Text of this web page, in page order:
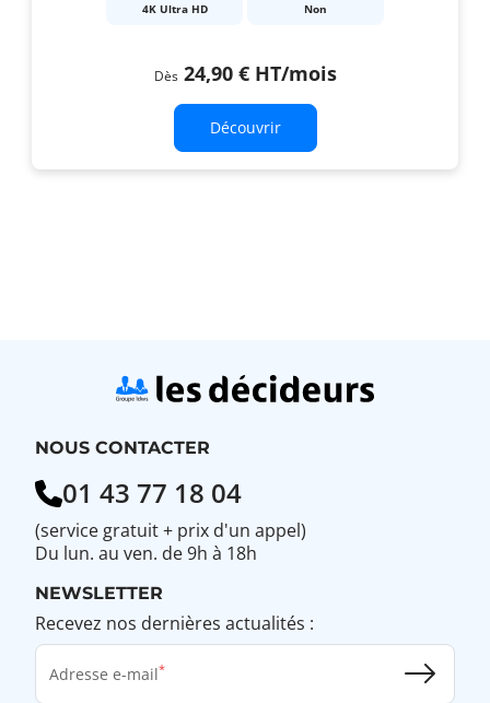
4K Ultra HD
Non
Dès 24,90 € HT/mois
Découvrir
NOUS CONTACTER
01 43 77 18 04
(service gratuit + prix d'un appel)
Du lun. au ven. de 9h à 18h
NEWSLETTER
Recevez nos dernières actualités :
Adresse e-mail